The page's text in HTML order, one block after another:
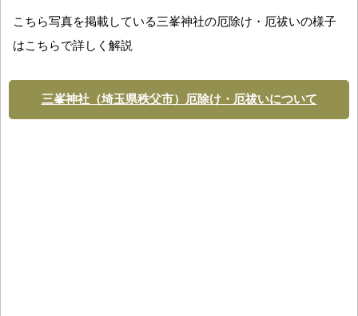
こちら写真を掲載している三峯神社の厄除け・厄祓いの様子
はこちらで詳しく解説
三峯神社（埼玉県秩父市）厄除け・厄祓いについて